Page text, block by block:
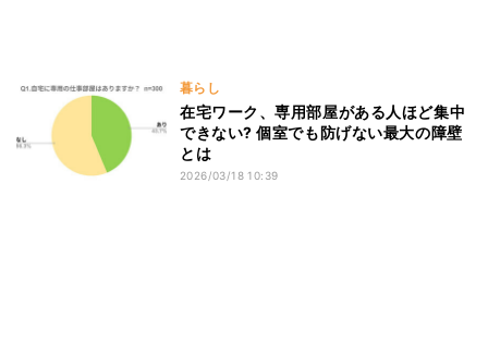
暮らし
在宅ワーク、専用部屋がある人ほど集中
できない? 個室でも防げない最大の障壁
とは
2026/03/18 10:39